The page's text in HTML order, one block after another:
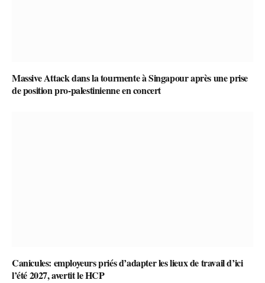
Massive Attack dans la tourmente à Singapour après une prise
de position pro-palestinienne en concert
Canicules: employeurs priés d’adapter les lieux de travail d’ici
l’été 2027, avertit le HCP